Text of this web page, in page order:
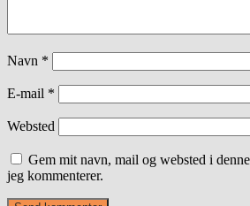
Navn *
E-mail *
Websted
Gem mit navn, mail og websted i
jeg kommenterer.